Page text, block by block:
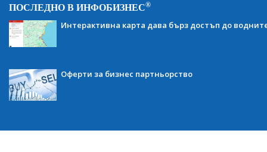
ПОСЛЕДНО В ИНФОБИЗНЕС®
Интерактивна карта дава бърз достъп до
Оферти за бизнес партньорство